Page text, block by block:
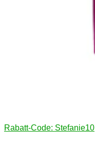
Rabatt-Code: Stefanie10